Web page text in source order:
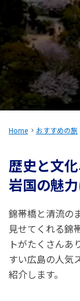
旅のお役立
ANA サービス
Home おすすめの旅
歴史と文
岩国の魅
錦帯橋と清流の
見せてくれる錦
トがたくさんあ
すい広島の人気
紹介します。